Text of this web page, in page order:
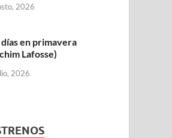
2026
días en primavera
Lafosse)
2026